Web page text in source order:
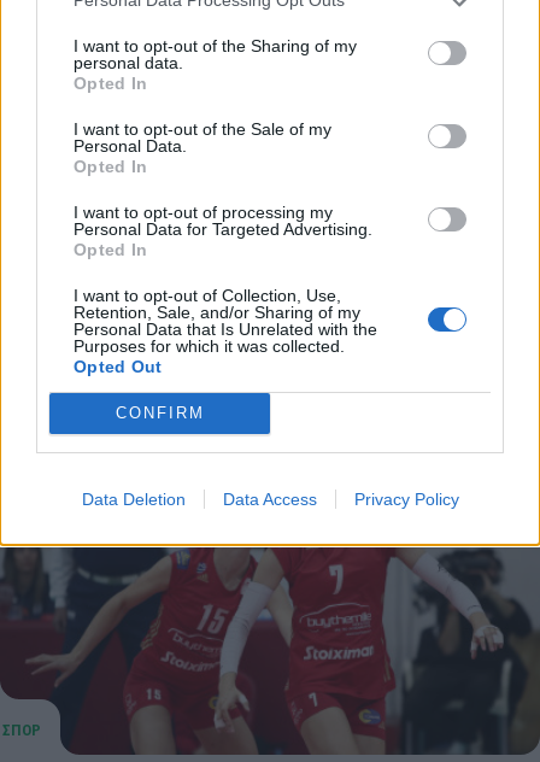
I want to opt-out of the Sharing of my
personal data.
Opted In
I want to opt-out of the Sale of my
Personal Data.
Opted In
I want to opt-out of processing my
Personal Data for Targeted Advertising.
Opted In
I want to opt-out of Collection, Use,
Retention, Sale, and/or Sharing of my
Personal Data that Is Unrelated with the
Purposes for which it was collected.
Opted Out
CONFIRM
Data Deletion Data Access Privacy Policy
Παναθηναϊκός: Ο προπονητής και οι παίκτες
Ολυμπιακό (video)
Δημήτρης Ανδρεόπουλος, Γίρι Κόβαρ, Άξελ
Γιάκομπσεν και Φερνάντο Ερνάντες αναλύουν τη
«μάχη» στο Μαρούσι για την πρόκριση στους
τελικούς.
14 Φεβρουαρίου 2023 14:30